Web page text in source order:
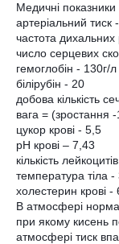
Медичні
артеріальний тиск
частота дихальних
число серцевих
гемоглобін - 130г/л
білірубін - 20
добова кількість
вага = (зростання
цукор крові - 5,5
рН крові – 7,43
кількість
температура тіла
холестерин крові -
В атмосфері
при якому кисень
атмосфері тиск